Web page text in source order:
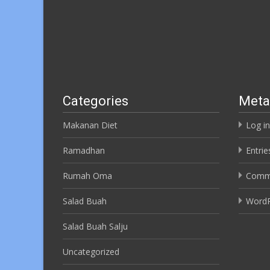
Categories
Makanan Diet
Ramadhan
Rumah Oma
Salad Buah
Salad Buah Salju
Uncategorized
Meta
Log in